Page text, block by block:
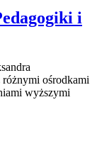
i
różnymi ośrodkami
wyższymi